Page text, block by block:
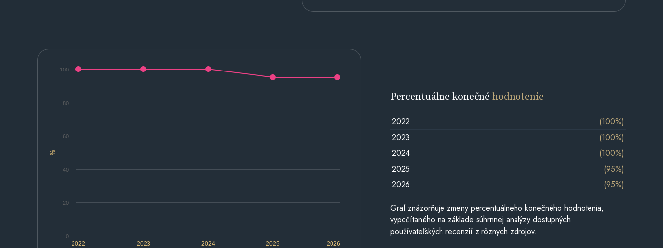
%
2022 2023 2024 2025 2026
0
20
40
60
80
100
Percentuálne konečnéhodnotenie
2022
(100%)
2023
(100%)
2024
(100%)
2025
(95%)
2026
(95%)
Graf znázorňuje zmeny percentuálneho konečného hodnotenia,
vypočítaného na základe súhrnnej analýzy dostupných
používateľských recenzií z rôznych zdrojov.